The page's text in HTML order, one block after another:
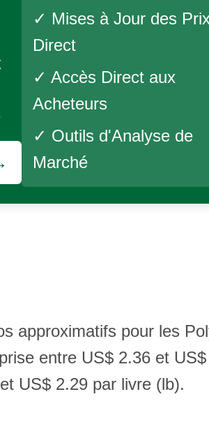
✓ Mises à Jour des
Direct
✓ Accès Direct aux
Acheteurs
✓ Outils d'Analyse de
Marché
approximatifs pour les
entre US$ 2.36 et
US$ 2.29 par livre (lb).